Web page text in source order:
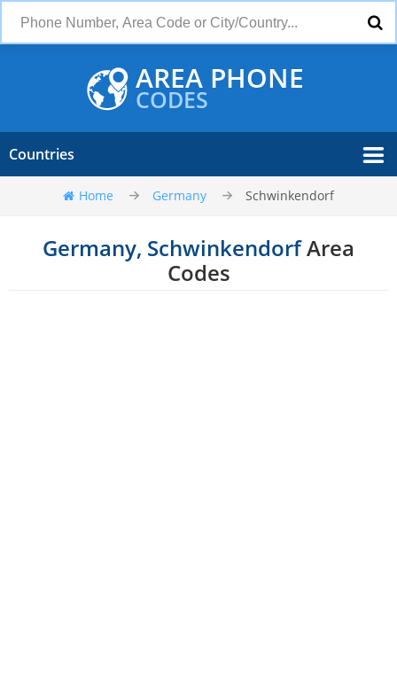
AREA PHONE
CODES
Countries
Home Germany Schwinkendorf
Germany, SchwinkendorfArea
Codes